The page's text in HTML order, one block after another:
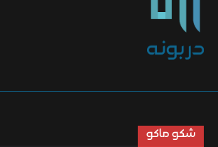
رياضة
شكو ماكو